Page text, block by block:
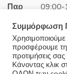
Παρ 09:00-
Σαβ 09:00-
Κυρ Κλειστά
Συμμόρφωση
προσφέρουμε
προτιμήσεις
Κάνοντας κλικ